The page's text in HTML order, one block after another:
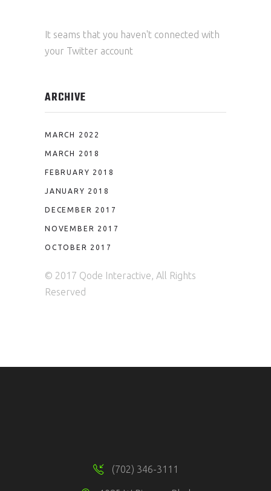
It seams that you haven't connected with
your Twitter account
ARCHIVE
MARCH 2022
MARCH 2018
FEBRUARY 2018
JANUARY 2018
DECEMBER 2017
NOVEMBER 2017
OCTOBER 2017
© 2017 Qode Interactive, All Rights
Reserved
(702) 346-3111